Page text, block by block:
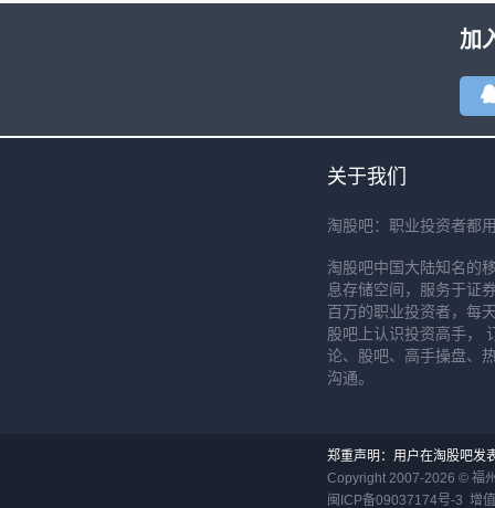
加
关于我们
淘股吧：职业投资者都
淘股吧中国大陆知名的
息存储空间，服务于证
百万的职业投资者，每
股吧上认识投资高手，
论、股吧、高手操盘、
沟通。
郑重声明：用户在淘股吧发
Copyright 2007-2026 © 福
闽ICP备09037174号-3 增